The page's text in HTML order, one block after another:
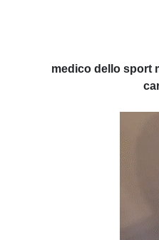
medico dello sport